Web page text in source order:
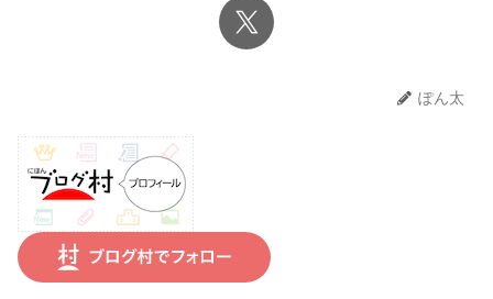
ぽん太